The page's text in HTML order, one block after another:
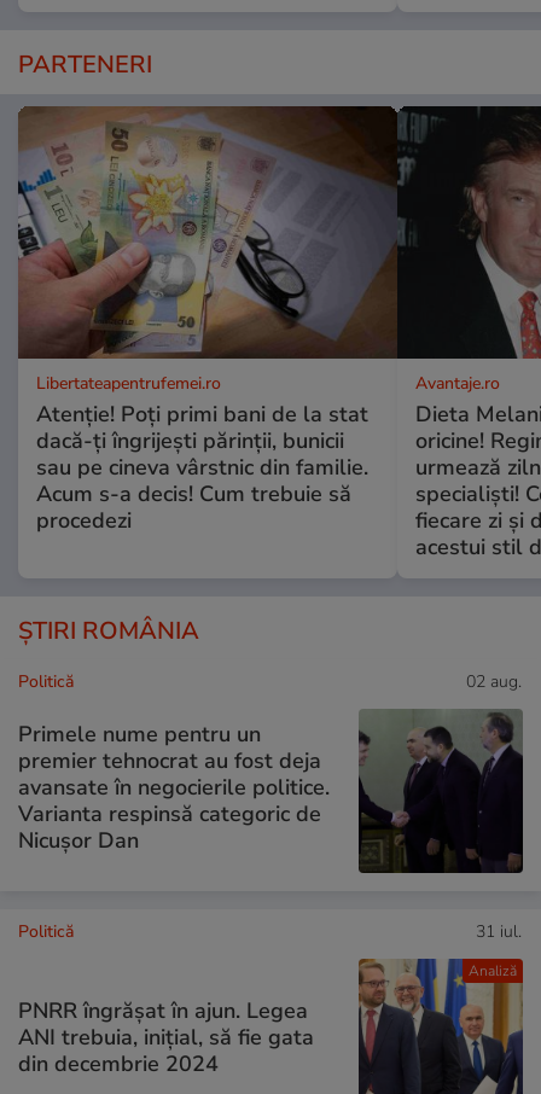
PARTENERI
Libertateapentrufemei.ro
Atenție! Poți primi bani de la stat
dacă-ți îngrijești părinții, bunicii
sau pe cineva vârstnic din familie.
Acum s-a decis! Cum trebuie să
procedezi
Avantaje.ro
Dieta
oricine!
urmează
specialiști!
fiecare zi și
acestui stil
ȘTIRI ROMÂNIA
Politică 02 aug.
Primele nume pentru un
premier tehnocrat au fost deja
avansate în negocierile politice.
Varianta respinsă categoric de
Nicușor Dan
Analiză
Politică 31 iul.
PNRR îngrășat în ajun. Legea
ANI trebuia, inițial, să fie gata
din decembrie 2024